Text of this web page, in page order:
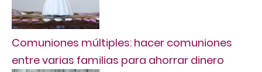
Comuniones múltiples: hacer comuniones
entre varias familias para ahorrar dinero